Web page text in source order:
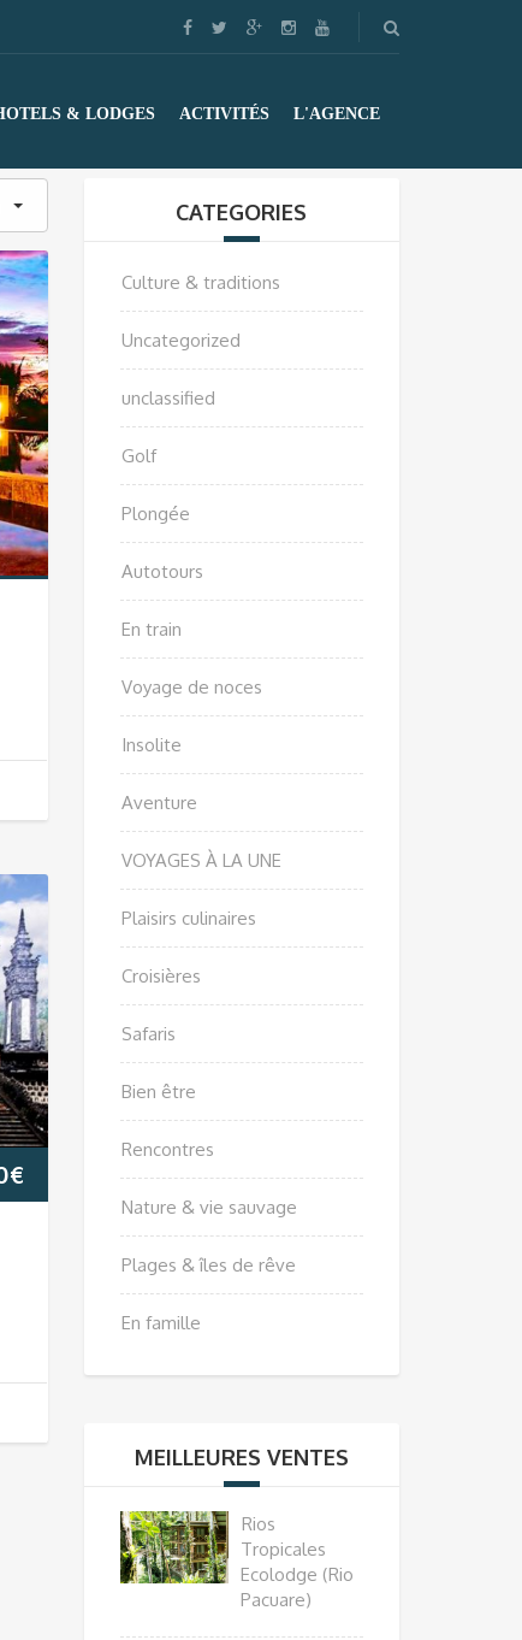
& LODGES ACTIVITÉS L'AGENCE
€
CATEGORIES
Culture & traditions
Uncategorized
unclassified
Golf
Plongée
Autotours
En train
Voyage de noces
Insolite
Aventure
VOYAGES À LA UNE
Plaisirs culinaires
Croisières
Safaris
Bien être
Rencontres
Nature & vie sauvage
Plages & îles de rêve
En famille
MEILLEURES VENTES
Rios
Tropicales
Ecolodge (Rio
Pacuare)